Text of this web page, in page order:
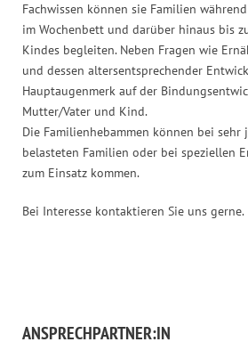
ANSPRECHPARTNER:IN
Fachwissen können sie Familien
im Wochenbett und darüber hinaus bis
Kindes begleiten. Neben Fragen wie
und dessen altersentsprechender
Hauptaugenmerk auf der
Mutter/Vater und Kind.
Die Familienhebammen können bei sehr
belasteten Familien oder bei speziellen
zum Einsatz kommen.
Bei Interesse kontaktieren Sie uns gerne.